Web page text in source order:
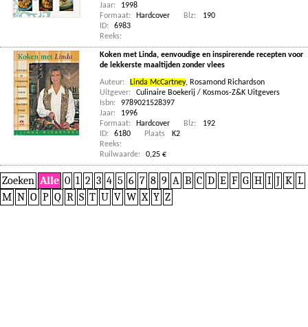
Jaar:
1998
Formaat:
Hardcover Blz:
190
ID:
6983
Reeks:
Koken met Linda, eenvoudige en inspirerende recepten voor
de lekkerste maaltijden zonder vlees
Auteur: Linda McCartney, Rosamond Richardson
Uitgever:
Culinaire Boekerij / Kosmos-Z&K Uitgevers
Isbn:
9789021528397
Jaar:
1996
Formaat:
Hardcover Blz:
192
ID:
6180 Plaats
K2
Reeks:
Ruilwaarde:
0,25 €
Zoeken Alle 0 1 2 3 4 5 6 7 8 9 A B C D E F G H I J K L
M N O P Q R S T U V W X Y Z